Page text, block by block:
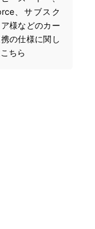
、サブスク
様などのカー
携の仕様に関し
ちら